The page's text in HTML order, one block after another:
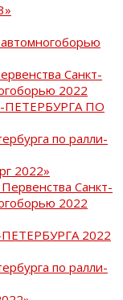
Санкт-
2022
ПЕТЕРБУРГА ПО
по ралли-
2022»
Санкт-
2022
2022
по ралли-